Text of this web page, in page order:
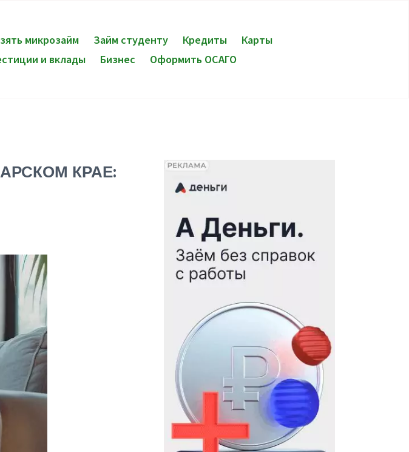
микрозайм Займ студенту Кредиты
Карты
и вклады
Бизнес Оформить ОСАГО
КРАЕ: